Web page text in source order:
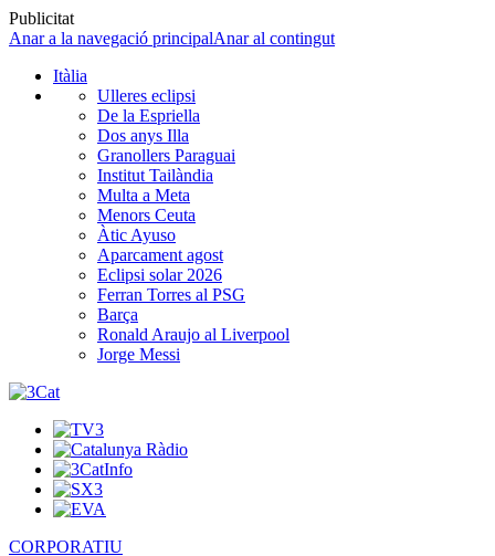
Publicitat
Anar a la navegació principalAnar al contingut
Itàlia
Ulleres eclipsi
De la Espriella
Dos anys Illa
Granollers Paraguai
Institut Tailàndia
Multa a Meta
Menors Ceuta
Àtic Ayuso
Aparcament agost
Eclipsi solar 2026
Ferran Torres al PSG
Barça
Ronald Araujo al Liverpool
Jorge Messi
CORPORATIU